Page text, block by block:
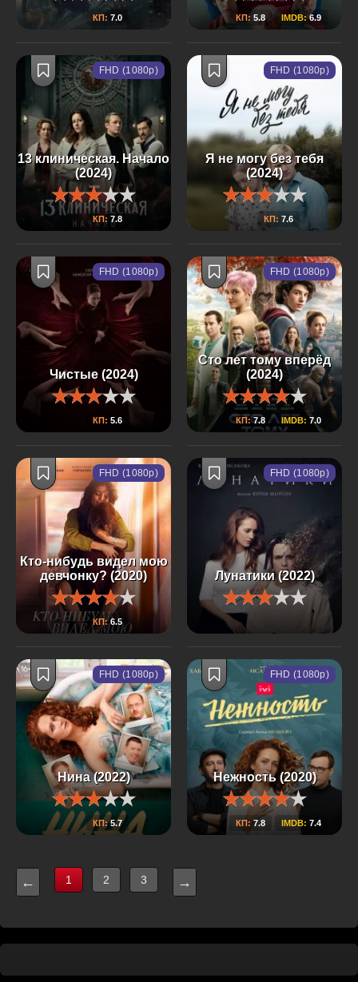
КП: 7.0 КП: 5.8 IMDB:6.9
13 клиническая. Начало
(2024)
КП: 7.8
FHD (1080p)
Я не могу без тебя
(2024)
КП: 7.6
FHD (1080p)
Чистые (2024)
КП: 5.6
FHD (1080p)
Сто лет тому вперёд
(2024)
КП:7.8 IMDB: 7.0
FHD (1080p)
Кто-нибудь видел мою
девчонку? (2020)
КП:6.5
FHD (1080p)
Лунатики (2022)
FHD (1080p)
Нина (2022)
КП:5.7
FHD (1080p)
Нежность (2020)
КП: 7.8 IMDB: 7.4
FHD (1080p)
← 1 2 3 →